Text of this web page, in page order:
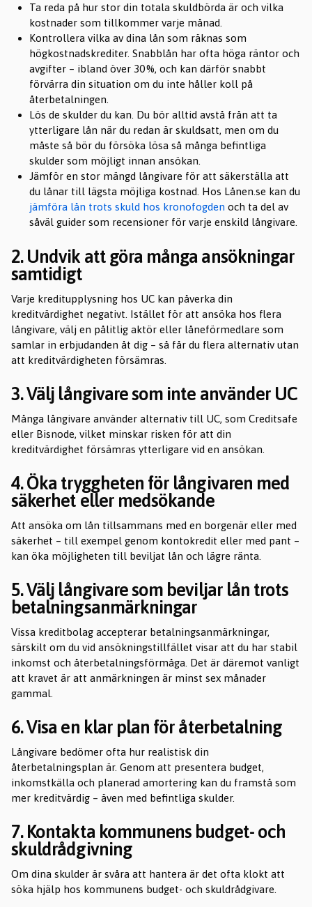
Ta reda på hur stor din totala skuldbörda är och vilka
kostnader som tillkommer varje månad.
Kontrollera vilka av dina lån som räknas som
högkostnadskrediter. Snabblån har ofta höga räntor och
avgifter – ibland över 30 %, och kan därför snabbt
förvärra din situation om du inte håller koll på
återbetalningen.
Lös de skulder du kan. Du bör alltid avstå från att ta
ytterligare lån när du redan är skuldsatt, men om du
måste så bör du försöka lösa så många befintliga
skulder som möjligt innan ansökan.
Jämför en stor mängd långivare för att säkerställa att
du lånar till lägsta möjliga kostnad. Hos Lånen.se kan du
jämföra lån trots skuld hos kronofogden och ta del av
såväl guider som recensioner för varje enskild långivare.
2. Undvik att göra många ansökningar
samtidigt
Varje kreditupplysning hos UC kan påverka din
kreditvärdighet negativt. Istället för att ansöka hos flera
långivare, välj en pålitlig aktör eller låneförmedlare som
samlar in erbjudanden åt dig – så får du flera alternativ utan
att kreditvärdigheten försämras.
3. Välj långivare som inte använder UC
Många långivare använder alternativ till UC, som Creditsafe
eller Bisnode, vilket minskar risken för att din
kreditvärdighet försämras ytterligare vid en ansökan.
4. Öka tryggheten för långivaren med
säkerhet eller medsökande
Att ansöka om lån tillsammans med en borgenär eller med
säkerhet – till exempel genom kontokredit eller med pant –
kan öka möjligheten till beviljat lån och lägre ränta.
5. Välj långivare som beviljar lån trots
betalningsanmärkningar
Vissa kreditbolag accep­terar betalningsanmärkningar,
särskilt om du vid ansökningstillfället visar att du har stabil
inkomst och återbetalningsförmåga. Det är däremot vanligt
att kravet är att anmärkningen är minst sex månader
gammal.
6. Visa en klar plan för återbetalning
Långivare bedömer ofta hur realistisk din
återbetalningsplan är. Genom att presentera budget,
inkomstkälla och planerad amortering kan du framstå som
mer kreditvärdig – även med befintliga skulder.
7. Kontakta kommunens budget- och
skuldrådgivning
Om dina skulder är svåra att hantera är det ofta klokt att
söka hjälp hos kommunens budget- och skuldrådgivare.